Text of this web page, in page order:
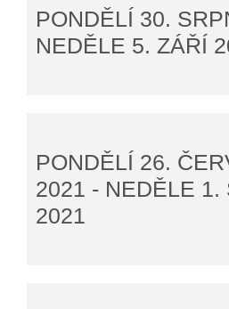
PONDĚLÍ 30.
NEDĚLE 5. ZÁŘÍ
PONDĚLÍ 26.
2021 - NEDĚLE 1.
2021